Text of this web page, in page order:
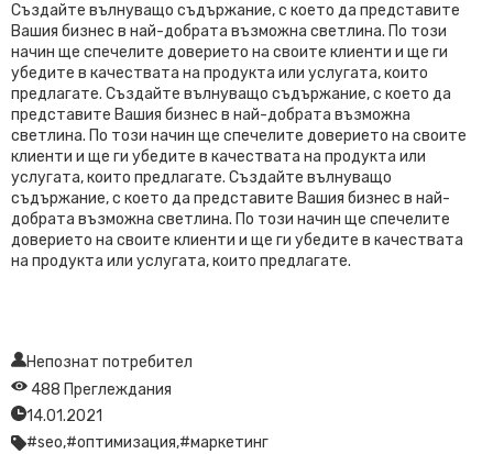
Създайте вълнуващо съдържание, с което да представите
Вашия бизнес в най-добрата възможна светлина. По този
начин ще спечелите доверието на своите клиенти и ще ги
убедите в качествата на продукта или услугата, които
предлагате. Създайте вълнуващо съдържание, с което да
представите Вашия бизнес в най-добрата възможна
светлина. По този начин ще спечелите доверието на своите
клиенти и ще ги убедите в качествата на продукта или
услугата, които предлагате. Създайте вълнуващо
съдържание, с което да представите Вашия бизнес в най-
добрата възможна светлина. По този начин ще спечелите
доверието на своите клиенти и ще ги убедите в качествата
на продукта или услугата, които предлагате.
Непознат потребител
488 Преглеждания
14.01.2021
#seo,#оптимизация,#маркетинг